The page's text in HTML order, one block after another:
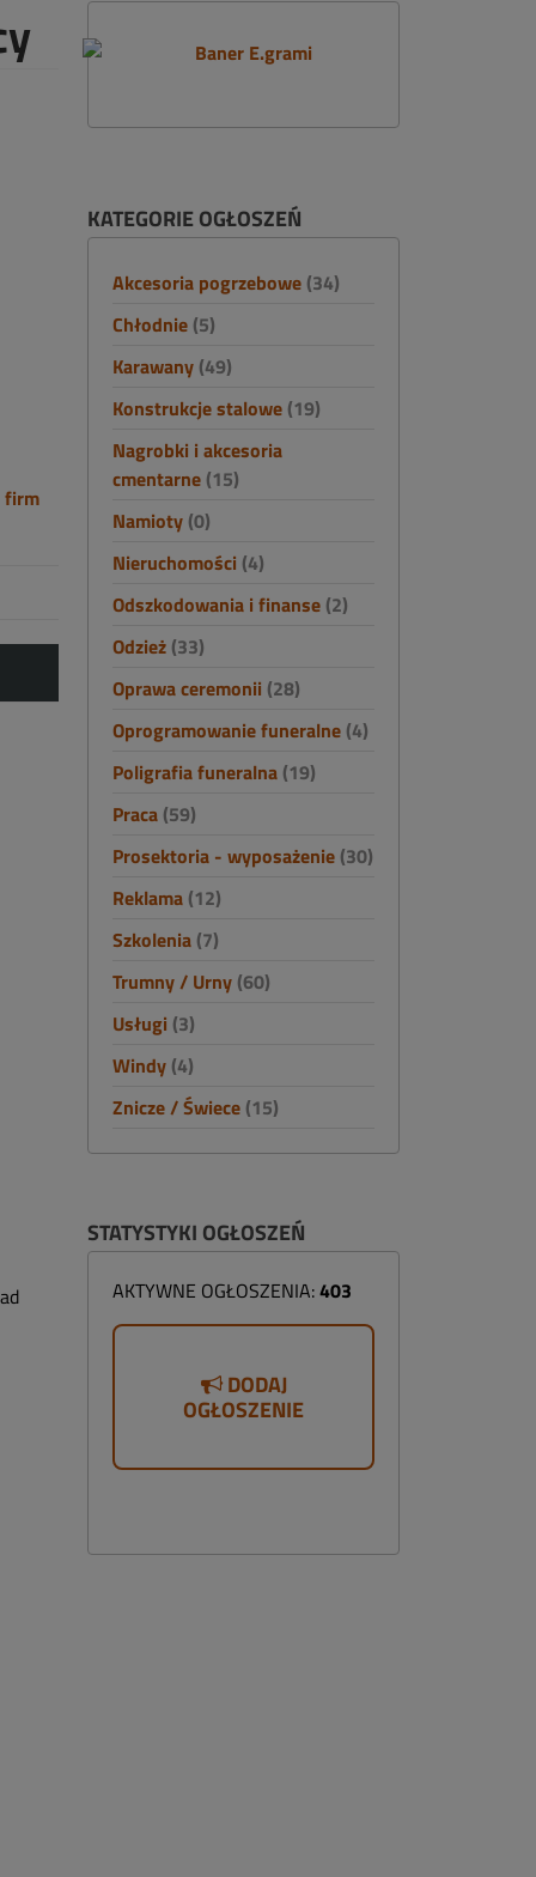
firm
KATEGORIE OGŁOSZEŃ
Akcesoria pogrzebowe (34)
Chłodnie (5)
Karawany (49)
Konstrukcje stalowe (19)
Nagrobki i akcesoria
cmentarne (15)
Namioty (0)
Nieruchomości (4)
Odszkodowania i finanse (2)
Odzież (33)
Oprawa ceremonii (28)
Oprogramowanie funeralne (4)
Poligrafia funeralna (19)
Praca (59)
Prosektoria - wyposażenie (30)
Reklama (12)
Szkolenia (7)
Trumny / Urny (60)
Usługi (3)
Windy (4)
Znicze / Świece (15)
STATYSTYKI OGŁOSZEŃ
AKTYWNE OGŁOSZENIA:403
DODAJ
OGŁOSZENIE